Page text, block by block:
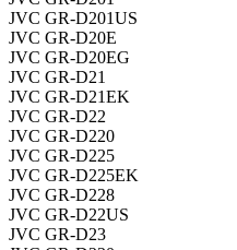
JVC GR-D201US
JVC GR-D20E
JVC GR-D20EG
JVC GR-D21
JVC GR-D21EK
JVC GR-D22
JVC GR-D220
JVC GR-D225
JVC GR-D225EK
JVC GR-D228
JVC GR-D22US
JVC GR-D23